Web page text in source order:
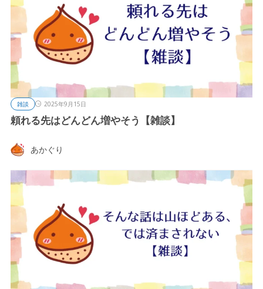
雑談 2025年9月15日
頼れる先はどんどん増やそう【雑談】
あかぐり